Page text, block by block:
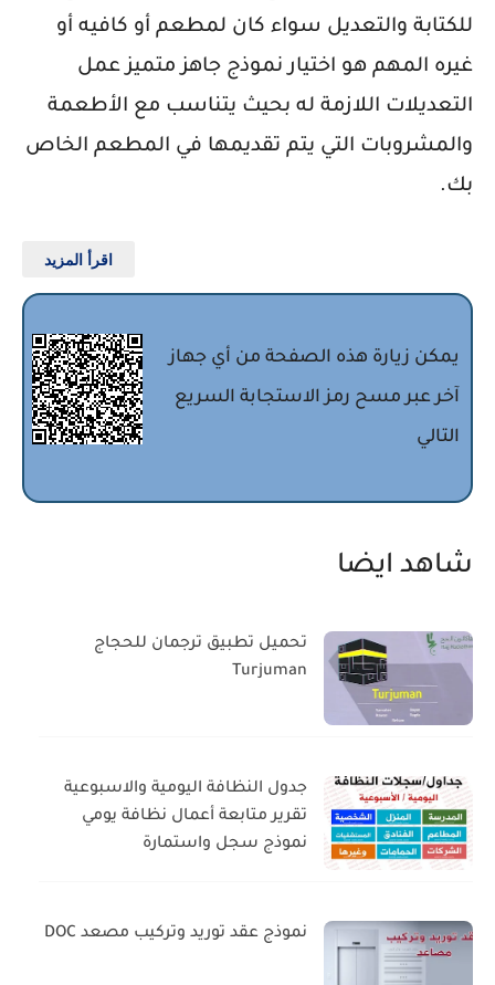
للكتابة والتعديل سواء كان لمطعم أو كافيه أو
غيره المهم هو اختيار نموذج جاهز متميز عمل
التعديلات اللازمة له بحيث يتناسب مع الأطعمة
والمشروبات التي يتم تقديمها في المطعم الخاص
بك.
اقرأ المزيد
يمكن زيارة هذه الصفحة من أي جهاز
آخر عبر مسح رمز الاستجابة السريع
التالي
شاهد ايضا
تحميل تطبيق ترجمان للحجاج
Turjuman
جدول النظافة اليومية والاسبوعية
تقرير متابعة أعمال نظافة يومي
نموذج سجل واستمارة
نموذج عقد توريد وتركيب مصعد DOC